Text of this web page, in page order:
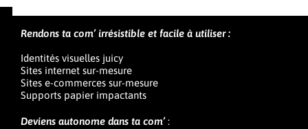
Rendons ta com’ irrésistible et facile à utiliser :
Identités visuelles juicy
Sites internet sur-mesure
Sites e-commerces sur-mesure
Supports papier impactants
Deviens autonome dans ta com’: